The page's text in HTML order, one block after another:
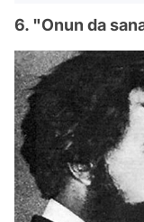
6. "Onun da